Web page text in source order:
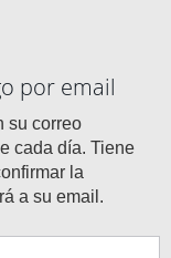
por email
su correo
cada día. Tiene
la
a su email.